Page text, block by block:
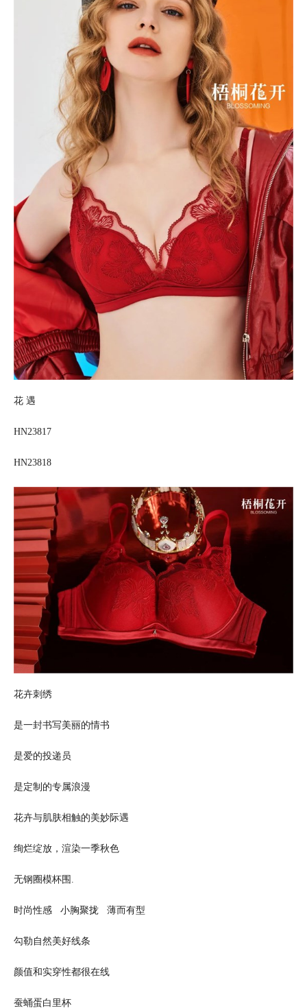
花 遇
HN23817
HN23818
花卉刺绣
是一封书写美丽的情书
是爱的投递员
是定制的专属浪漫
花卉与肌肤相触的美妙际遇
绚烂绽放，渲染一季秋色
无钢圈模杯围.
时尚性感 小胸聚拢 薄而有型
勾勒自然美好线条
颜值和实穿性都很在线
蚕蛹蛋白里杯